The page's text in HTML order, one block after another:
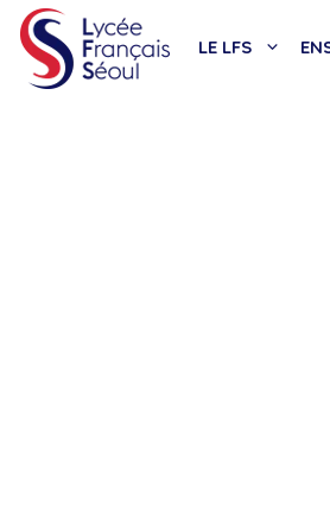
Aller
au
contenu
LE LFS